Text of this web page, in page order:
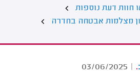
חוות דעת נוספות
מצלמות אבטחה בחדרה
.
|
03/06/2025